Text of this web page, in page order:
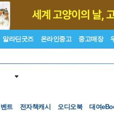
알라딘굿즈 온라인중고 중고매장
트 전자책캐시 오디오북 대여